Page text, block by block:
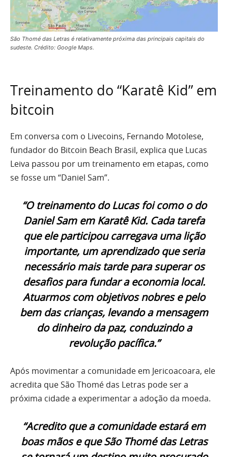
São Thomé das Letras é relativamente próxima das principais capitais do
sudeste. Crédito: Google Maps.
Treinamento do “Karatê Kid” em
bitcoin
Em conversa com o Livecoins, Fernando Motolese,
fundador do Bitcoin Beach Brasil, explica que Lucas
Leiva passou por um treinamento em etapas, como
se fosse um “Daniel Sam”.
“O treinamento do Lucas foi como o do
Daniel Sam em Karatê Kid. Cada tarefa
que ele participou carregava uma lição
importante, um aprendizado que seria
necessário mais tarde para superar os
desafios para fundar a economia local.
Atuarmos com objetivos nobres e pelo
bem das crianças, levando a mensagem
do dinheiro da paz, conduzindo a
revolução pacífica.”
Após movimentar a comunidade em Jericoacoara, ele
acredita que São Thomé das Letras pode ser a
próxima cidade a experimentar a adoção da moeda.
“Acredito que a comunidade estará em
boas mãos e que São Thomé das Letras